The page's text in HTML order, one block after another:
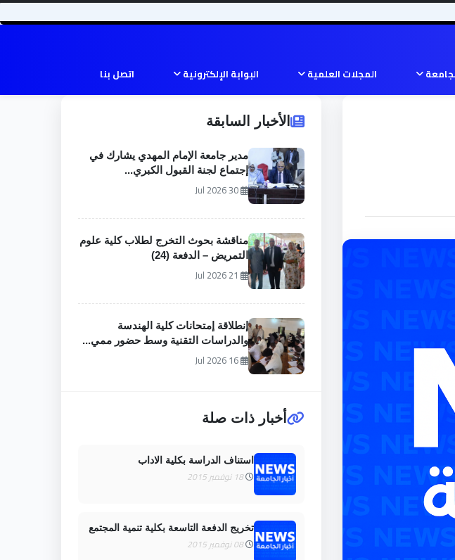
المجلات العلمية البوابة الإلكترونية اتصل بنا
الأخبار السابقة
مدير جامعة الإمام المهدي يشارك في
إجتماع لجنة القبول الكبري...
مناقشة بحوث التخرج لطلاب كلية علوم
التمريض – الدفعة (24)
إنطلاقة إمتحانات كلية الهندسة
والدراسات التقنية وسط حضور ممي...
أخبار ذات صلة
استناف الدراسة بكلية الاداب
18 نوفمبر 2015
تخريج الدفعة التاسعة بكلية تنمية المجتمع
08 نوفمبر 2015